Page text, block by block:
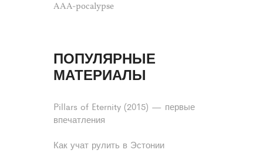
AAA-pocalypse
ПОПУЛЯРНЫЕ
МАТЕРИАЛЫ
Pillars of Eternity (2015) — первые
впечатления
Как учат рулить в Эстонии